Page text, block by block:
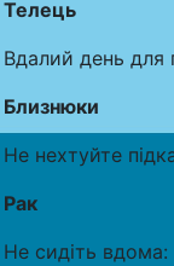
Телець
Вдалий день для
Близнюки
Не нехтуйте
Рак
Не сидіть вдома: